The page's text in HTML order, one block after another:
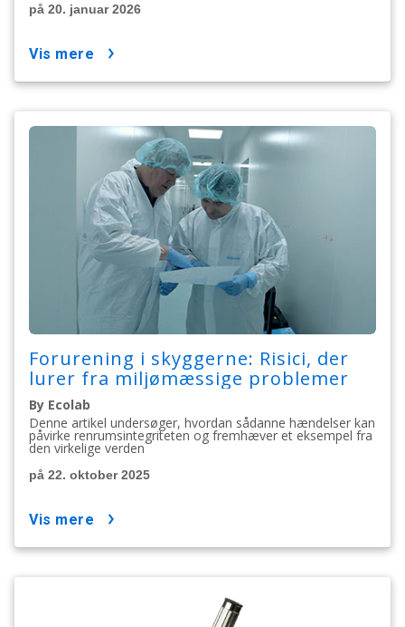
på 20. januar 2026
vis mere
Forurening i skyggerne: Risici, der
lurer fra miljømæssige problemer
By Ecolab
Denne artikel undersøger, hvordan sådanne hændelser kan
påvirke renrumsintegriteten og fremhæver et eksempel fra
den virkelige verden
på 22. oktober 2025
vis mere